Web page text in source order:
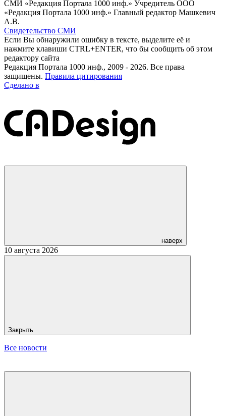
СМИ «Редакция Портала 1000 инф.» Учредитель ООО
«Редакция Портала 1000 инф.» Главный редактор Машкевич
А.В.
Свидетельство СМИ
Если Вы обнаружили ошибку в тексте, выделите её и
нажмите клавиши CTRL+ENTER, что бы сообщить об этом
редактору сайта
Редакция Портала 1000 инф., 2009 - 2026. Все права
защищены. Правила цитирования
Сделано в
наверх
10 августа 2026
Закрыть
Все новости